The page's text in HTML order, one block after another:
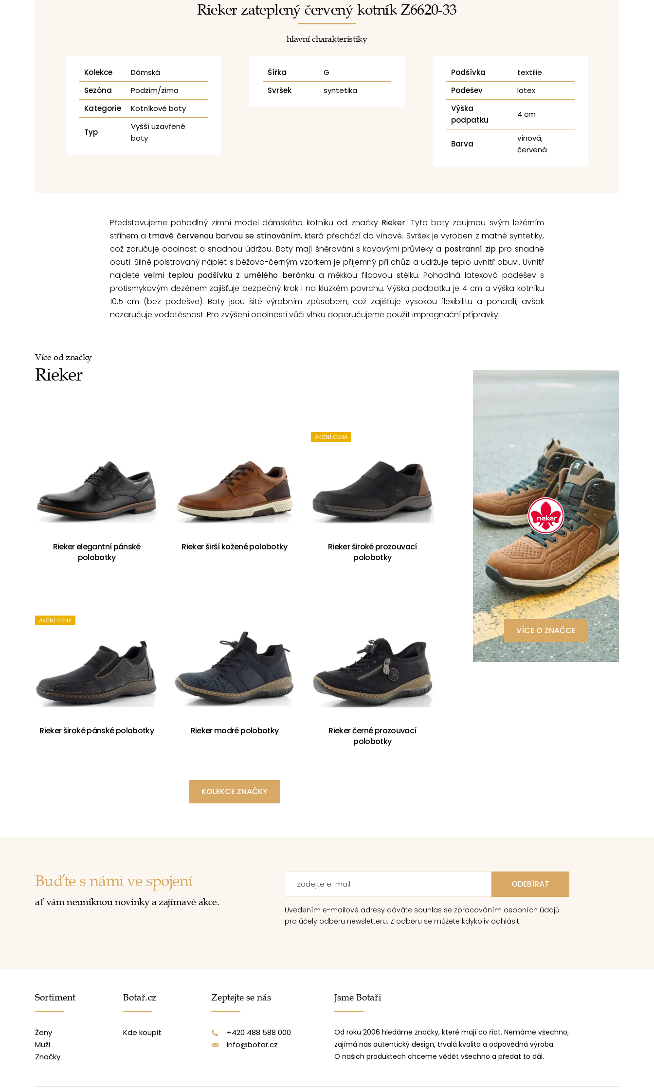
Rieker zateplený červený kotník Z6620-33
hlavní charakteristiky
Kolekce
Dámská
Sezóna
Podzim/zima
Kategorie
Kotníkové boty
Typ
Vyšší uzavřené
boty
Šířka
G
Svršek
syntetika
Podšívka
textílie
Podešev
latex
Výška
podpatku
4 cm
Barva
vínová,
červená
Představujeme pohodlný zimní model dámského kotníku od značky Rieker. Tyto boty zaujmou svým ležérním
střihem a tmavě červenou barvou se stínováním, která přechází do vínové. Svršek je vyroben z matné syntetiky,
což zaručuje odolnost a snadnou údržbu. Boty mají šněrování s kovovými průvleky a postranní zip pro snadné
obutí. Silně polstrovaný náplet s béžovo-černým vzorkem je příjemný při chůzi a udržuje teplo uvnitř obuvi. Uvnitř
najdetevelmi teplou podšívku z umělého beránkua měkkou filcovou stélku. Pohodlná latexová podešev s
protismykovým dezénem zajišťuje bezpečný krok i na kluzkém povrchu. Výška podpatku je 4 cm a výška kotníku
10,5 cm (bez podešve). Boty jsou šité výrobním způsobem, což zajišťuje vysokou flexibilitu a pohodlí, avšak
nezaručuje vodotěsnost. Pro zvýšení odolnosti vůči vlhku doporučujeme použít impregnační přípravky.
Více od značky
Rieker
Rieker elegantní pánské
polobotky
Rieker širší kožené polobotky
AKČNÍ CENA
Rieker široké prozouvací
polobotky
AKČNÍ CENA
Rieker široké pánské polobotky Rieker modré polobotky
Rieker černé prozouvací
polobotky
KOLEKCE ZNAČKY
VÍCE O ZNAČCE
Buďte s námi ve spojení
ať vám neuniknou novinky a zajímavé akce.
Uvedením e-mailové adresy dáváte souhlas se zpracováním osobních údajů
pro účely odběru newsletteru. Z odběru se můžete kdykoliv odhlásit.
Sortiment
Ženy
Muži
Značky
Botař.cz
Kde koupit
Zeptejte se nás
+420 488 588 000
info@botar.cz
Jsme Botaři
Od roku 2006 hledáme značky, které mají co říct. Nemáme všechno,
zajímá nás autentický design, trvalá kvalita a odpovědná výroba.
O našich produktech chceme vědět všechno a předat to dál.